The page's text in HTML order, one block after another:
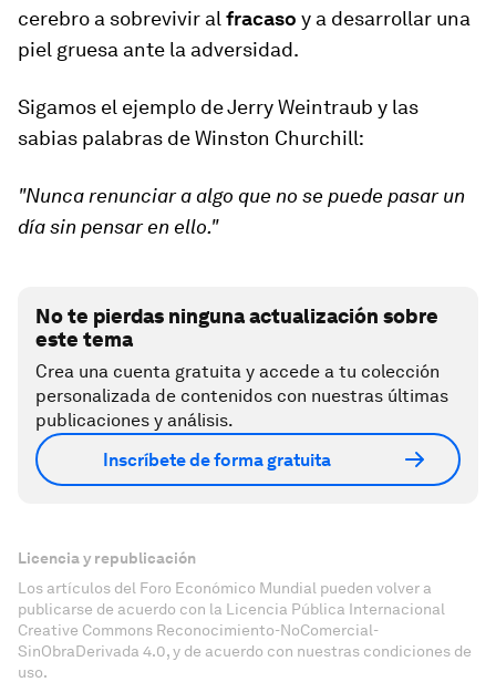
cerebro a sobrevivir al fracaso y a desarrollar una
piel gruesa ante la adversidad.
Sigamos el ejemplo de Jerry Weintraub y las
sabias palabras de Winston Churchill:
"Nunca renunciar a algo que no se puede pasar un
día sin pensar en ello."
No te pierdas ninguna actualización sobre
este tema
Crea una cuenta gratuita y accede a tu colección
personalizada de contenidos con nuestras últimas
publicaciones y análisis.
Inscríbete de forma gratuita
Licencia y republicación
Los artículos del Foro Económico Mundial pueden volver a
publicarse de acuerdo con la Licencia Pública Internacional
Creative Commons Reconocimiento-NoComercial-
SinObraDerivada 4.0, y de acuerdo con nuestras condiciones de
uso.